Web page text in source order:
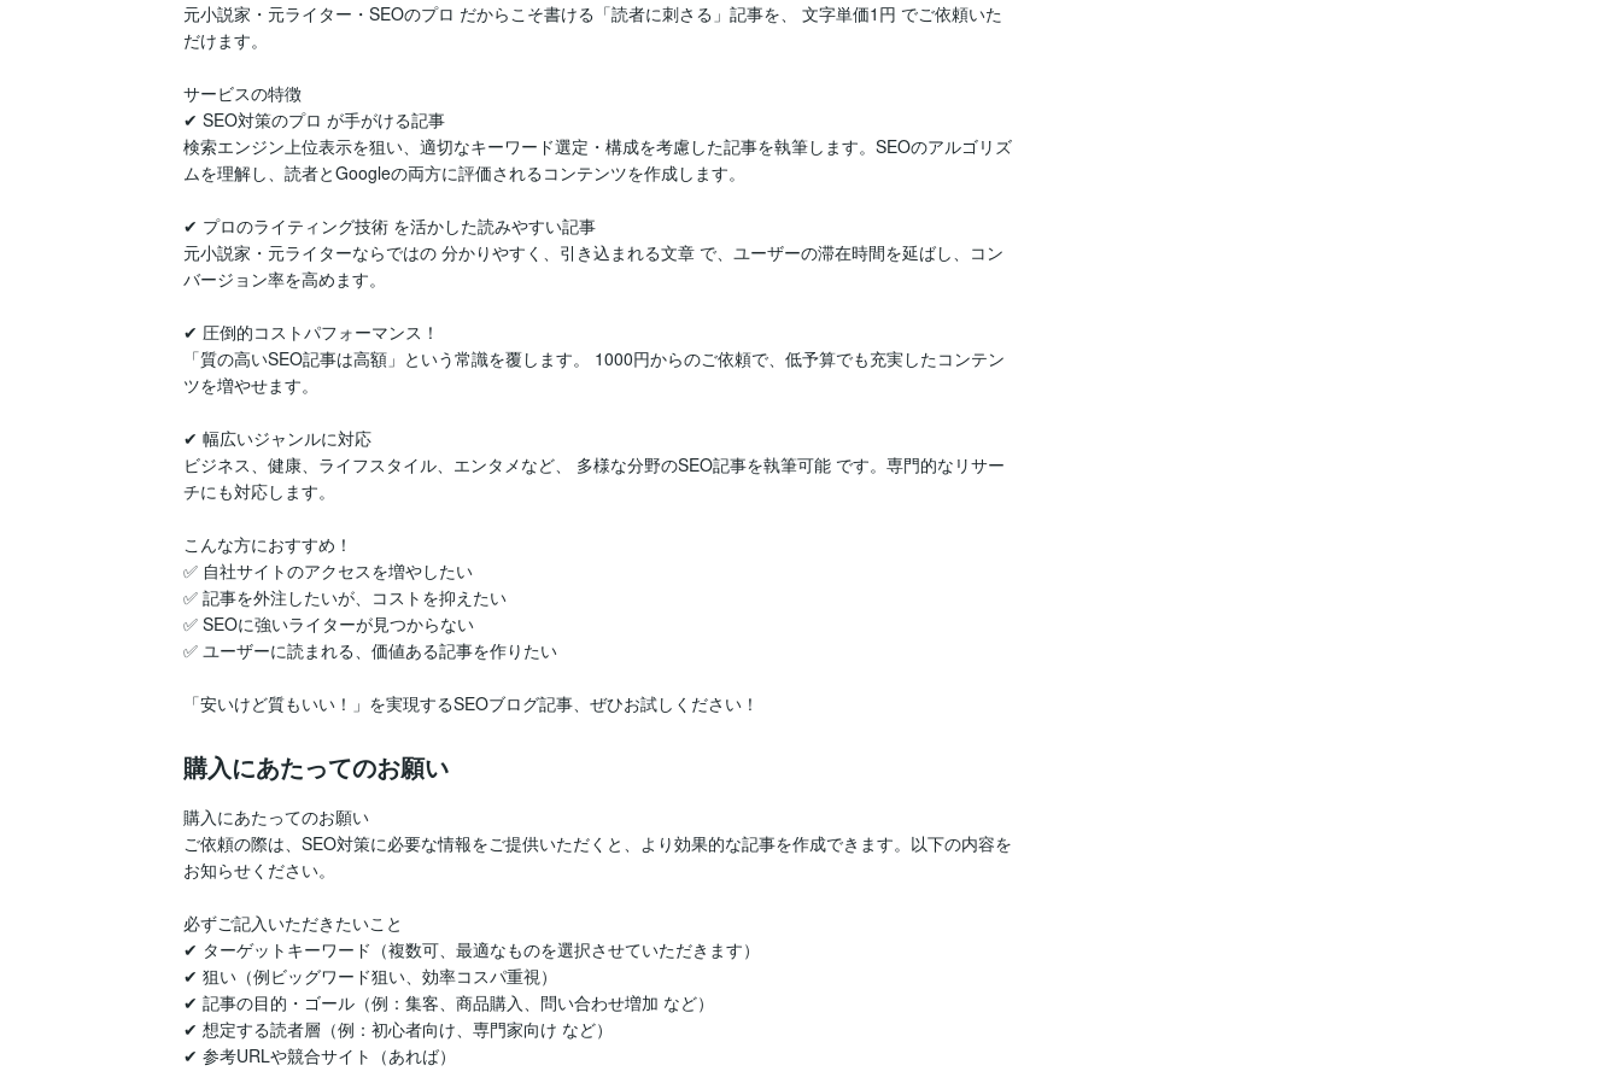
元小説家・元ライター・SEOのプロ だからこそ書ける「読者に刺さる」記事を、 文字単価1円 でご依頼いた
だけます。
サービスの特徴
✔ SEO対策のプロ が手がける記事
検索エンジン上位表示を狙い、適切なキーワード選定・構成を考慮した記事を執筆します。SEOのアルゴリズ
ムを理解し、読者とGoogleの両方に評価されるコンテンツを作成します。
✔ プロのライティング技術 を活かした読みやすい記事
元小説家・元ライターならではの 分かりやすく、引き込まれる文章 で、ユーザーの滞在時間を延ばし、コン
バージョン率を高めます。
✔ 圧倒的コストパフォーマンス！
「質の高いSEO記事は高額」という常識を覆します。 1000円からのご依頼で、低予算でも充実したコンテン
ツを増やせます。
✔ 幅広いジャンルに対応
ビジネス、健康、ライフスタイル、エンタメなど、 多様な分野のSEO記事を執筆可能 です。専門的なリサー
チにも対応します。
こんな方におすすめ！
✅ 自社サイトのアクセスを増やしたい
✅ 記事を外注したいが、コストを抑えたい
✅ SEOに強いライターが見つからない
✅ ユーザーに読まれる、価値ある記事を作りたい
「安いけど質もいい！」を実現するSEOブログ記事、ぜひお試しください！
購入にあたってのお願い
購入にあたってのお願い
ご依頼の際は、SEO対策に必要な情報をご提供いただくと、より効果的な記事を作成できます。以下の内容を
お知らせください。
必ずご記入いただきたいこと
✔ ターゲットキーワード（複数可、最適なものを選択させていただきます）
✔ 狙い（例ビッグワード狙い、効率コスパ重視）
✔ 記事の目的・ゴール（例：集客、商品購入、問い合わせ増加 など）
✔ 想定する読者層（例：初心者向け、専門家向け など）
✔ 参考URLや競合サイト（あれば）